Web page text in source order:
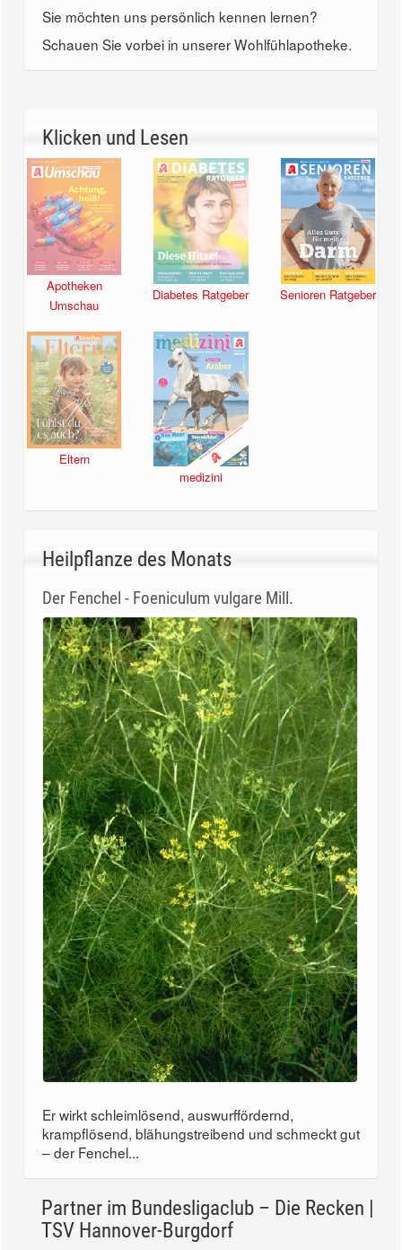
Sie möchten uns persönlich kennen lernen?
Schauen Sie vorbei in unserer Wohlfühlapotheke.
Klicken und Lesen
Apotheken
Umschau
Diabetes Ratgeber Senioren Ratgeber
Eltern
medizini
Heilpflanze des Monats
Der Fenchel - Foeniculum vulgare Mill.
Er wirkt schleimlösend, auswurffördernd,
krampflösend, blähungstreibend und schmeckt gut
– der Fenchel...
Partner im Bundesligaclub – Die Recken |
TSV Hannover-Burgdorf